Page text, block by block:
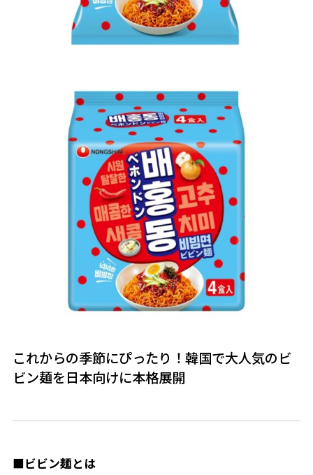
これからの季節にぴったり！韓国で大人気のビ
ビン麺を日本向けに本格展開
■ビビン麺とは